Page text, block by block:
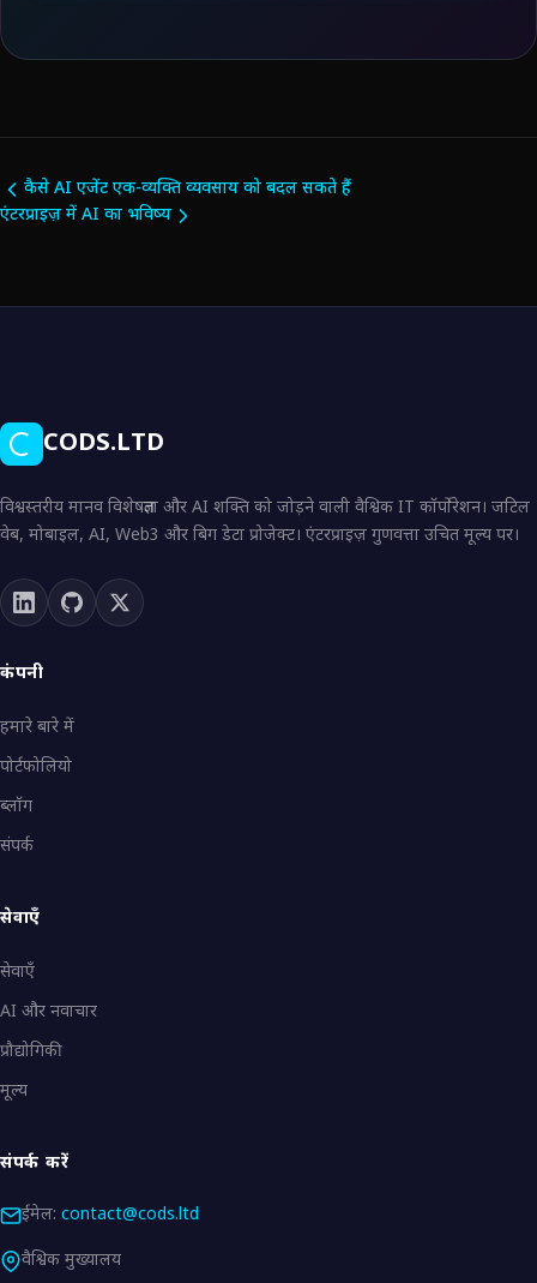
कैसे AI एजेंट एक-व्यक्ति व्यवसाय को बदल सकते हैं
एंटरप्राइज़ में AI का भविष्य
CODS.LTD
विश्वस्तरीय मानव विशेषज्ञता और AI शक्ति को जोड़ने वाली वैश्विक IT कॉर्पोरेशन। जटिल
वेब, मोबाइल, AI, Web3 और बिग डेटा प्रोजेक्ट। एंटरप्राइज़ गुणवत्ता उचित मूल्य पर।
कंपनी
हमारे बारे में
पोर्टफोलियो
ब्लॉग
संपर्क
सेवाएँ
सेवाएँ
AI और नवाचार
प्रौद्योगिकी
मूल्य
संपर्क करें
ईमेल: contact@cods.ltd
वैश्विक मुख्यालय